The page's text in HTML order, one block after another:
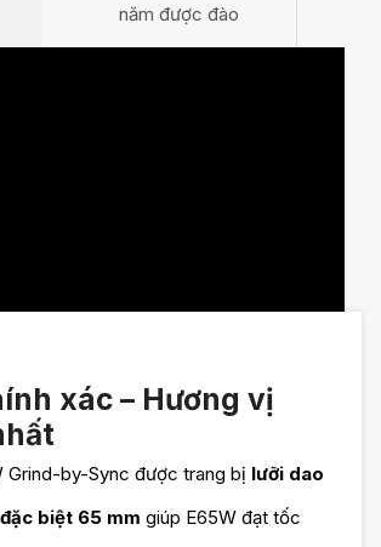
năm được đào
thời gian nhanh
xác – Hương vị
Grind-by-Sync được trang bị lưỡi dao
biệt 65 mm giúp E65W đạt tốc